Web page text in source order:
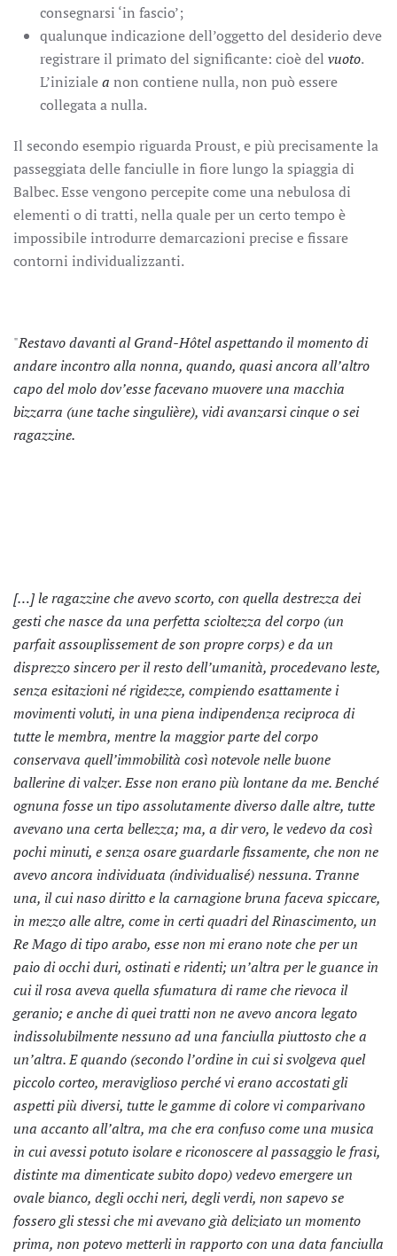
consegnarsi ‘in fascio’;
qualunque indicazione dell’oggetto del desiderio deve
registrare il primato del significante: cioè del vuoto.
L’inizialea non contiene nulla, non può essere
collegata a nulla.
Il secondo esempio riguarda Proust, e più precisamente la
passeggiata delle fanciulle in fiore lungo la spiaggia di
Balbec. Esse vengono percepite come una nebulosa di
elementi o di tratti, nella quale per un certo tempo è
impossibile introdurre demarcazioni precise e fissare
contorni individualizzanti.
"Restavo davanti al Grand-Hôtel aspettando il momento di
andare incontro alla nonna, quando, quasi ancora all’altro
capo del molo dov’esse facevano muovere una macchia
bizzarra (une tache singulière), vidi avanzarsi cinque o sei
ragazzine.
[…] le ragazzine che avevo scorto, con quella destrezza dei
gesti che nasce da una perfetta scioltezza del corpo (un
parfait assouplissement de son propre corps) e da un
disprezzo sincero per il resto dell’umanità, procedevano leste,
senza esitazioni né rigidezze, compiendo esattamente i
movimenti voluti, in una piena indipendenza reciproca di
tutte le membra, mentre la maggior parte del corpo
conservava quell’immobilità così notevole nelle buone
ballerine di valzer. Esse non erano più lontane da me. Benché
ognuna fosse un tipo assolutamente diverso dalle altre, tutte
avevano una certa bellezza; ma, a dir vero, le vedevo da così
pochi minuti, e senza osare guardarle fissamente, che non ne
avevo ancora individuata (individualisé) nessuna. Tranne
una, il cui naso diritto e la carnagione bruna faceva spiccare,
in mezzo alle altre, come in certi quadri del Rinascimento, un
Re Mago di tipo arabo, esse non mi erano note che per un
paio di occhi duri, ostinati e ridenti; un’altra per le guance in
cui il rosa aveva quella sfumatura di rame che rievoca il
geranio; e anche di quei tratti non ne avevo ancora legato
indissolubilmente nessuno ad una fanciulla piuttosto che a
un’altra. E quando (secondo l’ordine in cui si svolgeva quel
piccolo corteo, meraviglioso perché vi erano accostati gli
aspetti più diversi, tutte le gamme di colore vi comparivano
una accanto all’altra, ma che era confuso come una musica
in cui avessi potuto isolare e riconoscere al passaggio le frasi,
distinte ma dimenticate subito dopo) vedevo emergere un
ovale bianco, degli occhi neri, degli verdi, non sapevo se
fossero gli stessi che mi avevano già deliziato un momento
prima, non potevo metterli in rapporto con una data fanciulla